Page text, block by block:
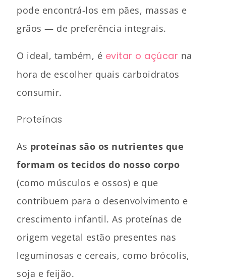
pode encontrá-los em pães, massas e
grãos — de preferência integrais.
O ideal, também, é evitar o açúcar na
hora de escolher quais carboidratos
consumir.
Proteínas
As proteínas são os nutrientes que
formam os tecidos do nosso corpo
(como músculos e ossos) e que
contribuem para o desenvolvimento e
crescimento infantil. As proteínas de
origem vegetal estão presentes nas
leguminosas e cereais, como brócolis,
soja e feijão.